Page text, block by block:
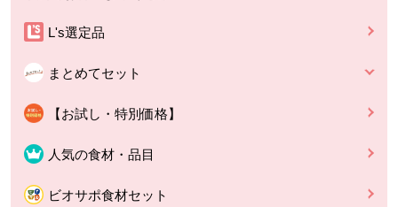
L's選定品
まとめてセット
【お試し・特別価格】
人気の食材・品目
ビオサポ食材セット